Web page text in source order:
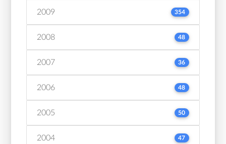
2009 354
2008 48
2007 36
2006 48
2005 50
2004 47